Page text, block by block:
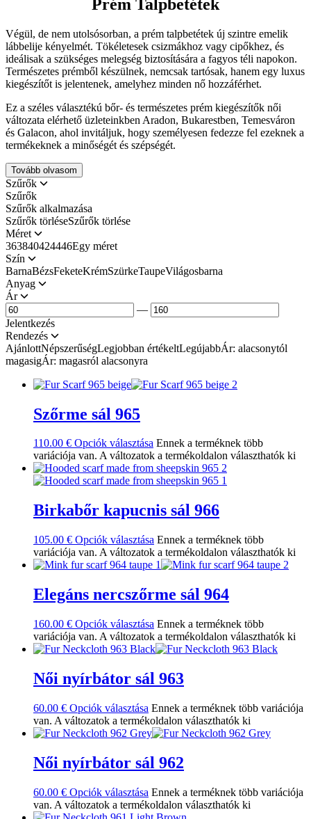
Prém Talpbetétek
Végül, de nem utolsósorban, a prém talpbetétek új szintre emelik
lábbelije kényelmét. Tökéletesek csizmákhoz vagy cipőkhez, és
ideálisak a szükséges melegség biztosítására a fagyos téli napokon.
Természetes prémből készülnek, nemcsak tartósak, hanem egy luxus
kiegészítőt is jelentenek, amelyhez minden nő hozzáférhet.
Ez a széles választékú bőr- és természetes prém kiegészítők női
változata elérhető üzleteinkben Aradon, Bukarestben, Temesváron
és Galacon, ahol invitáljuk, hogy személyesen fedezze fel ezeknek a
termékeknek a minőségét és szépségét.
Tovább olvasom
Szűrők
Szűrők
Szűrők alkalmazása
Szűrők törléseSzűrők törlése
Méret
363840424446Egy méret
Szín
BarnaBézsFeketeKrémSzürkeTaupeVilágosbarna
Anyag
Ár
—
Jelentkezés
Rendezés
AjánlottNépszerűségLegjobban értékeltLegújabbÁr: alacsonytól
magasigÁr: magasról alacsonyra
Szőrme sál 965
110.00 € Opciók választása Ennek a terméknek több
variációja van. A változatok a termékoldalon választhatók ki
Birkabőr kapucnis sál 966
105.00 € Opciók választása Ennek a terméknek több
variációja van. A változatok a termékoldalon választhatók ki
Elegáns nercszőrme sál 964
160.00 € Opciók választása Ennek a terméknek több
variációja van. A változatok a termékoldalon választhatók ki
Női nyírbátor sál 963
60.00 € Opciók választása Ennek a terméknek több variációja
van. A változatok a termékoldalon választhatók ki
Női nyírbátor sál 962
60.00 € Opciók választása Ennek a terméknek több variációja
van. A változatok a termékoldalon választhatók ki